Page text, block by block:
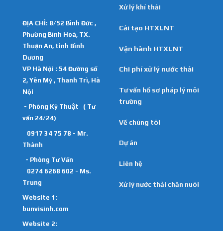
ĐỊA CHỈ: 8/52 Bình Đức ,
Phường Bình Hoà, TX.
Thuận An, tỉnh Bình
Dương
VP Hà Nội : 54 Đường số
2, Yên Mỹ , Thanh Trì, Hà
Nội
- Phòng Kỹ Thuật ( Tư
vấn 24/24)
0917 34 75 78 - Mr.
Thành
- Phòng Tư Vấn
0274 6268 602 - Ms.
Trung
Website 1:
bunvisinh.com
Website 2:
Xử lý khí thải
Cải tạo HTXLNT
Vận hành HTXLNT
Chi phí xử lý nước thải
Tư vấn hồ sơ pháp lý môi
trường
Về chúng tôi
Dự án
Liên hệ
Xử lý nước thải chăn nuôi